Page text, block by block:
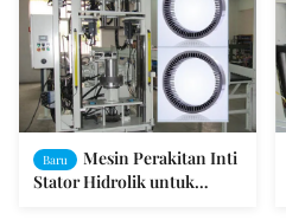
Baru
Mesin Perakitan Inti
Stator Hidrolik untuk